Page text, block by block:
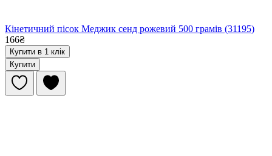
Кінетичний пісок Меджик сенд рожевий 500 грамів (31195)
166₴
Купити в 1 клік
Купити